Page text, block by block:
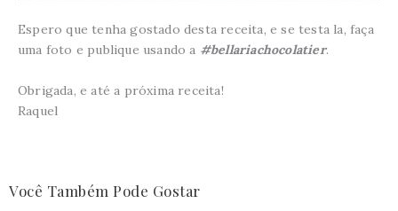
Espero que tenha gostado desta receita, e se testa la, faça
uma foto e publique usando a #bellariachocolatier.
Obrigada, e até a próxima receita!
Raquel
Você Também Pode Gostar